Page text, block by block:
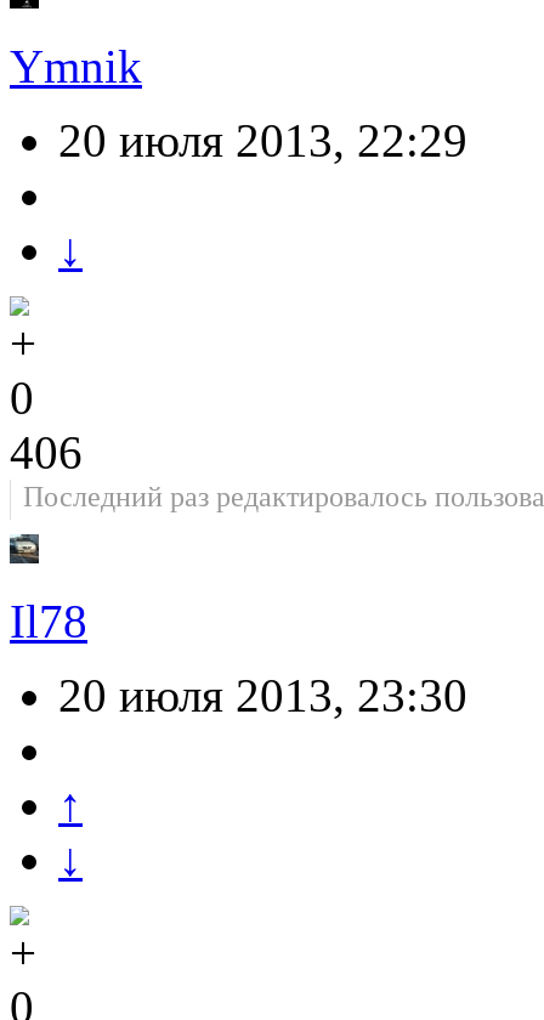
Ymnik
20 июля 2013, 22:29
↓
0
406
Последний раз редактировалось
Il78
20 июля 2013, 23:30
↑
↓
0